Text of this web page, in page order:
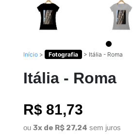
Início > Fotografia > Itália - Roma
Itália - Roma
R$ 81,73
ou 3x de R$ 27,24 sem juros